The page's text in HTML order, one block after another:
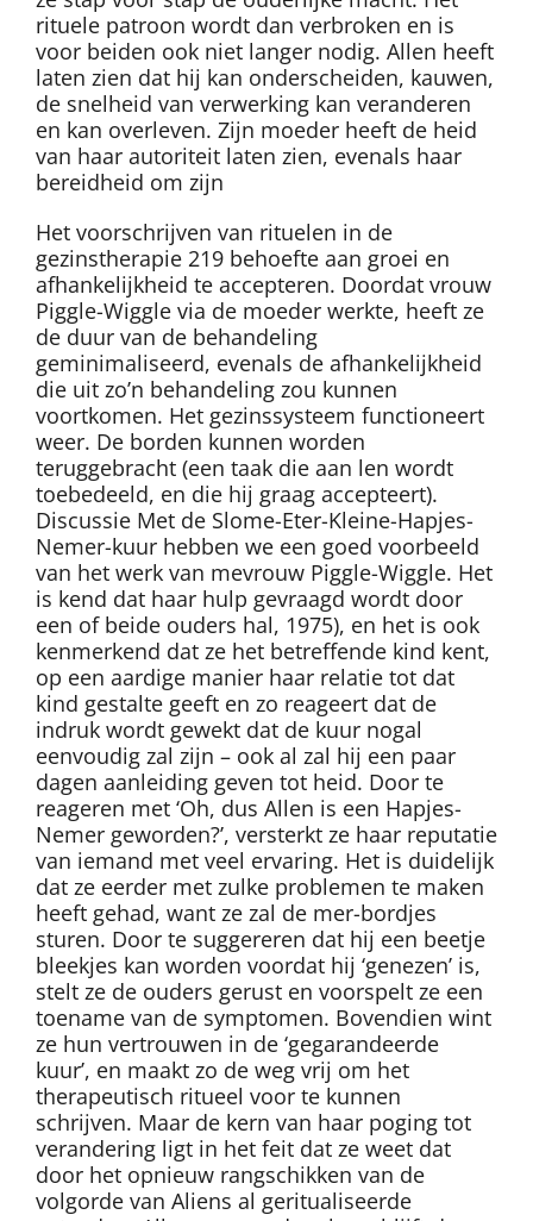
rituele patroon wordt dan verbroken en is
voor beiden ook niet langer nodig. Allen heeft
laten zien dat hij kan onderscheiden, kauwen,
de snelheid van verwerking kan veranderen
en kan overleven. Zijn moeder heeft de heid
van haar autoriteit laten zien, evenals haar
bereidheid om zijn
Het voorschrijven van rituelen in de
gezinstherapie 219 behoefte aan groei en
afhankelijkheid te accepteren. Doordat vrouw
Piggle-Wiggle via de moeder werkte, heeft ze
de duur van de behandeling
geminimaliseerd, evenals de afhankelijkheid
die uit zo’n behandeling zou kunnen
voortkomen. Het gezinssysteem functioneert
weer. De borden kunnen worden
teruggebracht (een taak die aan len wordt
toebedeeld, en die hij graag accepteert).
Discussie Met de Slome-Eter-Kleine-Hapjes-
Nemer-kuur hebben we een goed voorbeeld
van het werk van mevrouw Piggle-Wiggle. Het
is kend dat haar hulp gevraagd wordt door
een of beide ouders hal, 1975), en het is ook
kenmerkend dat ze het betreffende kind kent,
op een aardige manier haar relatie tot dat
kind gestalte geeft en zo reageert dat de
indruk wordt gewekt dat de kuur nogal
eenvoudig zal zijn – ook al zal hij een paar
dagen aanleiding geven tot heid. Door te
reageren met ‘Oh, dus Allen is een Hapjes-
Nemer geworden?’, versterkt ze haar reputatie
van iemand met veel ervaring. Het is duidelijk
dat ze eerder met zulke problemen te maken
heeft gehad, want ze zal de mer-bordjes
sturen. Door te suggereren dat hij een beetje
bleekjes kan worden voordat hij ‘genezen’ is,
stelt ze de ouders gerust en voorspelt ze een
toename van de symptomen. Bovendien wint
ze hun vertrouwen in de ‘gegarandeerde
kuur’, en maakt zo de weg vrij om het
therapeutisch ritueel voor te kunnen
schrijven. Maar de kern van haar poging tot
verandering ligt in het feit dat ze weet dat
door het opnieuw rangschikken van de
volgorde van Aliens al geritualiseerde